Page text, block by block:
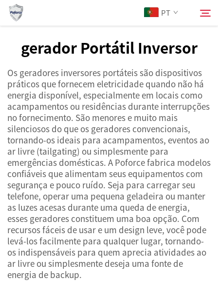
PT
Sobre Nós
Produtos
Serviços
Notícias
Contacte-nos
Pesquisar
gerador Portátil Inversor
Os geradores inversores portáteis são dispositivos
práticos que fornecem eletricidade quando não há
energia disponível, especialmente em locais como
acampamentos ou residências durante interrupções
no fornecimento. São menores e muito mais
silenciosos do que os geradores convencionais,
tornando-os ideais para acampamentos, eventos ao
ar livre (tailgating) ou simplesmente para
emergências domésticas. A Poforce fabrica modelos
confiáveis que alimentam seus equipamentos com
segurança e pouco ruído. Seja para carregar seu
telefone, operar uma pequena geladeira ou manter
as luzes acesas durante uma queda de energia,
esses geradores constituem uma boa opção. Com
recursos fáceis de usar e um design leve, você pode
levá-los facilmente para qualquer lugar, tornando-
os indispensáveis para quem aprecia atividades ao
ar livre ou simplesmente deseja uma fonte de
energia de backup.